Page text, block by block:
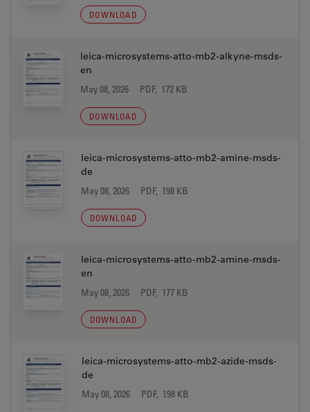
DOWNLOAD
leica-microsystems-atto-mb2-alkyne-msds-
en
May 08, 2026 PDF, 172 KB
DOWNLOAD
leica-microsystems-atto-mb2-amine-msds-
de
May 08, 2026 PDF, 198 KB
DOWNLOAD
leica-microsystems-atto-mb2-amine-msds-
en
May 08, 2026 PDF, 177 KB
DOWNLOAD
leica-microsystems-atto-mb2-azide-msds-
de
May 08, 2026 PDF, 198 KB